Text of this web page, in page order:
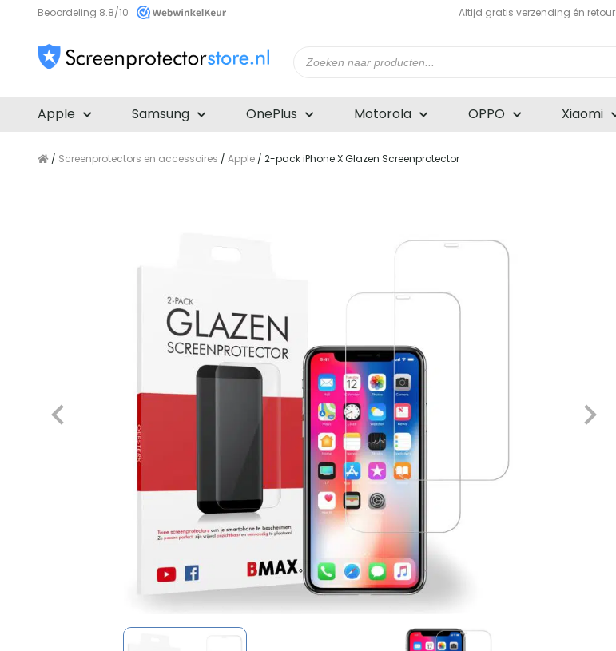
Beoordeling 8.8/10 Altijd gratis verzending én retour
zoeken
Apple Samsung OnePlus Motorola OPPO Xiaomi
/ Screenprotectors en accessoires / Apple / 2-pack iPhone X Glazen Screenprotector